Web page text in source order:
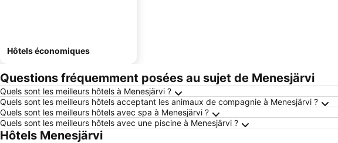
Hôtels économiques
Questions fréquemment posées au sujet de Menesjärvi
Quels sont les meilleurs hôtels à Menesjärvi ?
Quels sont les meilleurs hôtels acceptant les animaux de compagnie à Menesjärvi ?
Quels sont les meilleurs hôtels avec spa à Menesjärvi ?
Quels sont les meilleurs hôtels avec une piscine à Menesjärvi ?
Hôtels Menesjärvi